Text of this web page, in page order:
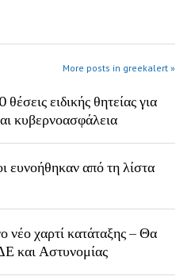
More posts in greekalert »
ειδικής θητείας για
κυβερνοασφάλεια
ευνοήθηκαν από τη λίστα
νέο χαρτί κατάταξης – Θα
και Αστυνομίας